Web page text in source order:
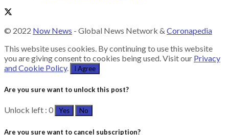
© 2022 Now News - Global News Network & Coronapedia
This website uses cookies. By continuing to use this website
you are giving consent to cookies being used. Visit our Privacy
and Cookie Policy. I Agree
Are you sure want to unlock this post?
Unlock left : 0 Yes No
Are you sure want to cancel subscription?